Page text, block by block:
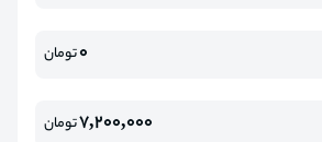
0تومان
7,200,000تومان